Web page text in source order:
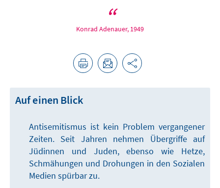
Konrad Adenauer, 1949
Auf einen Blick
Antisemitismus ist kein Problem vergangener
Zeiten. Seit Jahren nehmen Übergriffe auf
Jüdinnen und Juden, ebenso wie Hetze,
Schmähungen und Drohungen in den Sozialen
Medien spürbar zu.